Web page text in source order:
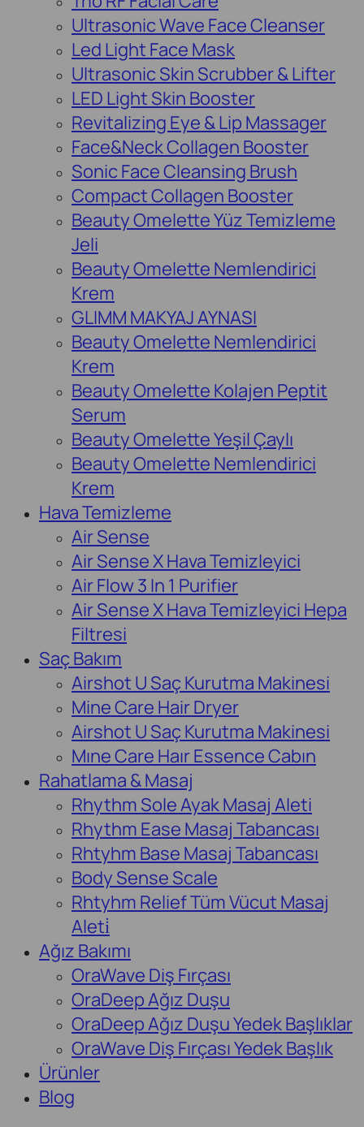
Ultrasonic Wave Face Cleanser
Led Light Face Mask
Ultrasonic Skin Scrubber & Lifter
LED Light Skin Booster
Revitalizing Eye & Lip Massager
Face&Neck Collagen Booster
Sonic Face Cleansing Brush
Compact Collagen Booster
Beauty Omelette Yüz Temizleme
Jeli
Beauty Omelette Nemlendirici
Krem
GLIMM MAKYAJ AYNASI
Beauty Omelette Nemlendirici
Krem
Beauty Omelette Kolajen Peptit
Serum
Beauty Omelette Yeşil Çaylı
Beauty Omelette Nemlendirici
Krem
Hava Temizleme
Air Sense
Air Sense X Hava Temizleyici
Air Flow 3 In 1 Purifier
Air Sense X Hava Temizleyici Hepa
Filtresi
Saç Bakım
Airshot U Saç Kurutma Makinesi
Mine Care Hair Dryer
Airshot U Saç Kurutma Makinesi
Mıne Care Haır Essence Cabın
Rahatlama & Masaj
Rhythm Sole Ayak Masaj Aleti
Rhythm Ease Masaj Tabancası
Rhtyhm Base Masaj Tabancası
Body Sense Scale
Rhtyhm Relief Tüm Vücut Masaj
Aleti̇
Ağız Bakımı
OraWave Diş Fırçası
OraDeep Ağız Duşu
OraDeep Ağız Duşu Yedek Başlıklar
OraWave Diş Fırçası Yedek Başlık
Ürünler
Blog